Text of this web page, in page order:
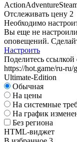
ActionAdventure
Отслеживать цену 2
Необходимо
Вы еще не
оповещений.
Настроить
Поделитесь
https://hot.game/ru-
Ultimate-Edition
Обычная
На цены
На системные
На график
Без региона
HTML-виджет